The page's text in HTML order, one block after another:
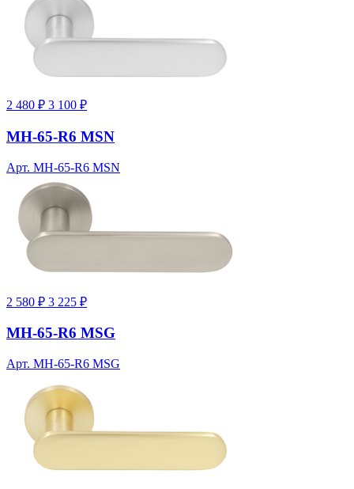
2 480 ₽ 3 100 ₽
MH-65-R6 MSN
Арт. MH-65-R6 MSN
2 580 ₽ 3 225 ₽
MH-65-R6 MSG
Арт. MH-65-R6 MSG